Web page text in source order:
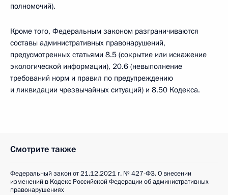
полномочий).
Кроме того, Федеральным законом разграничиваются
составы административных правонарушений,
предусмотренных статьями 8.5 (сокрытие или искажение
экологической информации), 20.6 (невыполнение
требований норм и правил по предупреждению
и ликвидации чрезвычайных ситуаций) и 8.50 Кодекса.
Смотрите также
Федеральный закон от 21.12.2021 г. № 427-ФЗ. О внесении
изменений в Кодекс Российской Федерации об административных
правонарушениях